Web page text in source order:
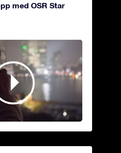
med OSR Star